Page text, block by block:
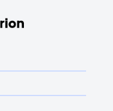
Windows